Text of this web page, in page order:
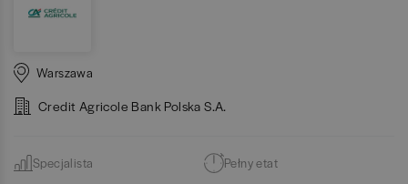
Warszawa
Credit Agricole Bank Polska S.A.
Specjalista Pełny etat